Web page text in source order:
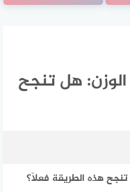
هل تنجح